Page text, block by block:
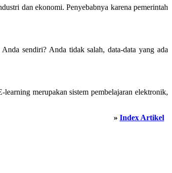
dan ekonomi. Penyebabnya karena pemerintah
sendiri? Anda tidak salah, data-data yang ada
merupakan sistem pembelajaran elektronik,
» Index Artikel